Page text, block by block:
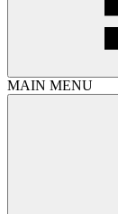
MAIN MENU